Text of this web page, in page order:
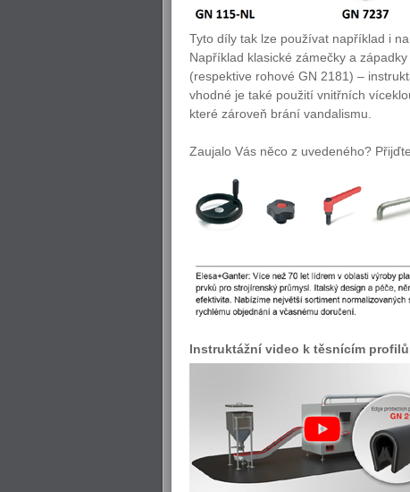
Tyto díly tak lze používat například i
Například klasické zámečky a
(respektive rohové GN 2181) –
vhodné je také použití vnitřních
které zároveň brání vandalismu.
Zaujalo Vás něco z uvedeného?
Instruktážní video k těsnícím